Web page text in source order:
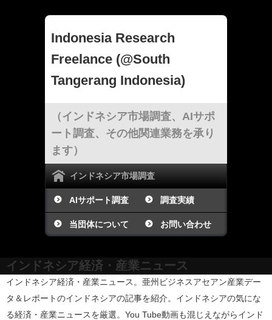
Indonesia Research
Freelance (@South
Tangerang Indonesia)
（インドネシア市場調査、AIサポ
ート調査、その他関連業務を承り
ます）
インドネシア市場調査
AIサポート調査 調査実績
当団体について お問い合わせ
インドネシア経済・産業ニュース
インドネシア経済・産業ニュース。亜州ビジネスアセアン産業デー
タ＆レポートのインドネシアの記事を紹介。インドネシアの気にな
る経済・産業ニュースを厳選。You Tube動画も混じえながらインド